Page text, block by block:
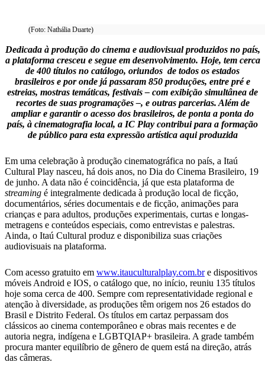
(Foto: Nathália Duarte)
Dedicada à produção do cinema e audiovisual produzidos no país,
a plataforma cresceu e segue em desenvolvimento. Hoje, tem cerca
de 400 títulos no catálogo, oriundos de todos os estados
brasileiros e por onde já passaram 850 produções, entre prée
estreias, mostras temáticas, festivais – com exibição simultânea de
recortes de suas programações –, e outras parcerias. Além de
ampliar e garantir o acesso dos brasileiros, de ponta a ponta do
país, à cinematografia local, a IC Play contribui para a formação
de público para esta expressão artística aqui produzida
Em uma celebração à produção cinematográfica no país, a Itaú
Cultural Play nasceu, há dois anos, no Dia do Cinema Brasileiro, 19
de junho. A data não é coincidência, já que esta plataforma de
streaming é integralmente dedicada à produção local de ficção,
documentários, séries documentais e de ficção, animações para
crianças e para adultos, produções experimentais, curtas e longas-
metragens e conteúdos especiais, como entrevistas e palestras.
Ainda, o Itaú Cultural produz e disponibiliza suas criações
audiovisuais na plataforma.
Com acesso gratuito em www.itauculturalplay.com.bre dispositivos
móveis Android e IOS, o catálogo que, no início, reuniu 135 títulos
hoje soma cerca de 400. Sempre com representatividade regional e
atenção à diversidade, as produções têm origem nos 26 estados do
Brasil e Distrito Federal. Os títulos em cartaz perpassam dos
clássicos ao cinema contemporâneo e obras mais recentes e de
autoria negra, indígena e LGBTQIAP+ brasileira. A grade também
procura manter equilíbrio de gênero de quem está na direção, atrás
das câmeras.